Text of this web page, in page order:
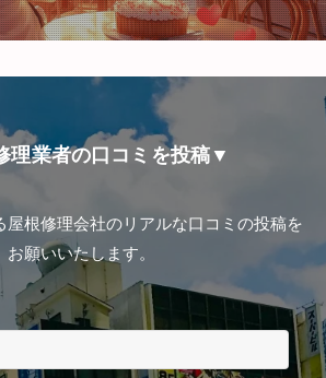
理業者の口コミを投稿▼
屋根修理会社のリアルな口コミの投稿を
お願いいたします。